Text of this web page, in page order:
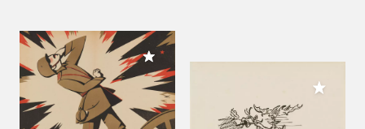
Meiner Sammlung hinzufügen
Meiner